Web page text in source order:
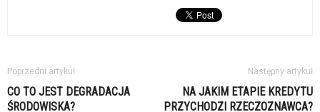
Poprzedni artykuł
CO TO JEST DEGRADACJA
ŚRODOWISKA?
Następny artykuł
NA JAKIM ETAPIE KREDYTU
PRZYCHODZI RZECZOZNAWCA?